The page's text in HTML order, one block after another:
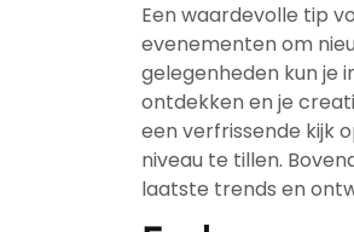
Een waardevolle tip
evenementen om
gelegenheden kun je
ontdekken en je
een verfrissende kijk
niveau te tillen.
laatste trends en